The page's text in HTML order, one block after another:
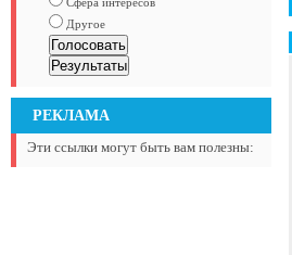
Другое
РЕКЛАМА
Эти ссылки могут быть вам полезны: